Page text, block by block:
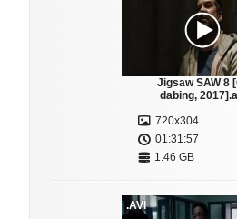
Jigsaw SAW 8
dabing,
720x304
01:31:57
1.46 GB
.AVI